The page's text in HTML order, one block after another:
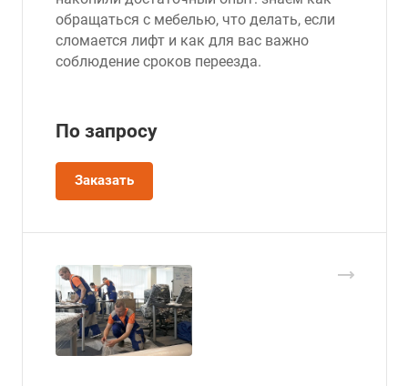
обращаться с мебелью, что делать, если
сломается лифт и как для вас важно
соблюдение сроков переезда.
По запросу
Заказать